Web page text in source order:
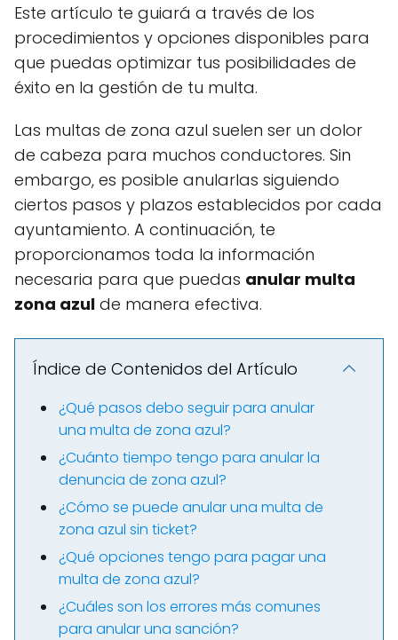
Este artículo te guiará a través de los
procedimientos y opciones disponibles para
que puedas optimizar tus posibilidades de
éxito en la gestión de tu multa.
Las multas de zona azul suelen ser un dolor
de cabeza para muchos conductores. Sin
embargo, es posible anularlas siguiendo
ciertos pasos y plazos establecidos por cada
ayuntamiento. A continuación, te
proporcionamos toda la información
necesaria para que puedas anular multa
zona azul de manera efectiva.
Índice de Contenidos del Artículo
¿Qué pasos debo seguir para anular
una multa de zona azul?
¿Cuánto tiempo tengo para anular la
denuncia de zona azul?
¿Cómo se puede anular una multa de
zona azul sin ticket?
¿Qué opciones tengo para pagar una
multa de zona azul?
¿Cuáles son los errores más comunes
para anular una sanción?